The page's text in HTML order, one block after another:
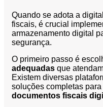
Quando se adota a
fiscais, é crucial
armazenamento digital
segurança.
O primeiro passo é
adequadas que
Existem diversas
soluções completas para
documentos fiscais